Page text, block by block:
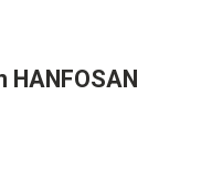
HANFOSAN